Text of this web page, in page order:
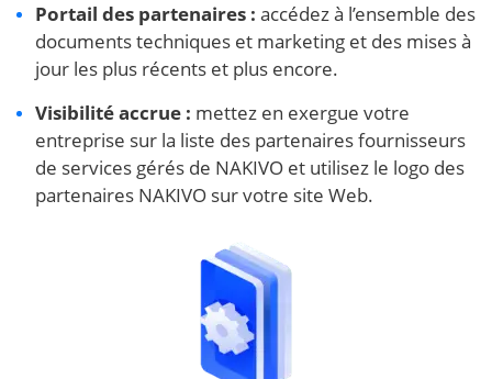
Portail des partenaires : accédez à l’ensemble des
documents techniques et marketing et des mises à
jour les plus récents et plus encore.
Visibilité accrue : mettez en exergue votre
entreprise sur la liste des partenaires fournisseurs
de services gérés de NAKIVO et utilisez le logo des
partenaires NAKIVO sur votre site Web.